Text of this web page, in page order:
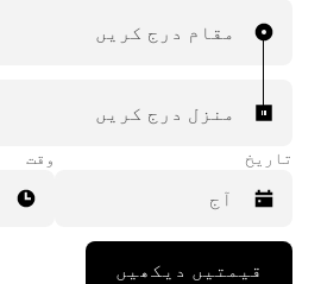
مقام درج کریں
منزل درج کریں
تاریخ
Press
وقت
قیمتیں دیکھیں